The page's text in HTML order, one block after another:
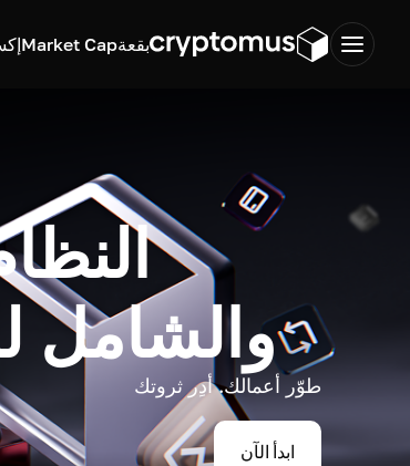
بقعةMarket Cap
والشامل
طوّر أعمالك. أدِر ثروتك
ابدأ الآن